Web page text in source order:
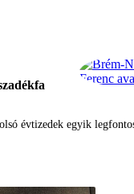
évtizedek egyik